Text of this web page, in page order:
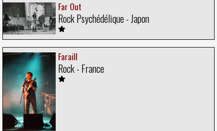
Far Out
Rock Psychédélique - Japon
Faraill
Rock - France